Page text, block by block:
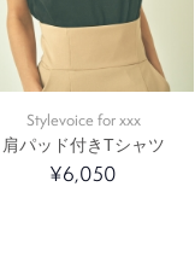
Stylevoice for xxx
肩パッド付きTシャツ
¥6,050